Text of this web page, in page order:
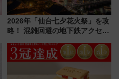
2026年「仙台七夕花火祭」を攻
略！ 混雑回避の地下鉄アクセス
火前に楽しむ仙台観光ルートま
で解説！